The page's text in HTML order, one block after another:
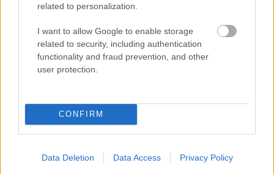
related to personalization.
I want to allow Google to enable storage
related to security, including authentication
functionality and fraud prevention, and other
user protection.
CONFIRM
Data Deletion Data Access Privacy Policy